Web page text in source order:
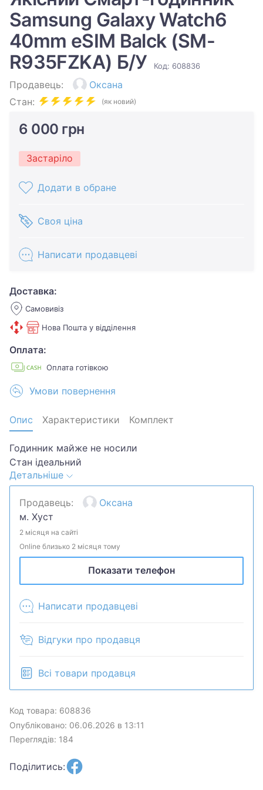
Samsung Galaxy Watch6
40mm eSIM Balck (SM-
R935FZKA) Б/У
Код: 608836
Продавець:
Оксана
Стан:
(як новий)
6 000 грн
Застаріло
Додати в обране
Своя ціна
Написати продавцеві
Доставка:
Самовивіз
Нова Пошта у відділення
Оплата:
Оплата готівкою
Умови повернення
Опис Характеристики Комплект
Годинник майже не носили
Стан ідеальний
У комплекті зарядне
Оригінальний + 4 ремінці
Детальніше
Продавець:
Оксана
м. Хуст
2 місяця на сайті
Online близько 2 місяця тому
Показати телефон
Написати продавцеві
Відгуки про продавця
Всі товари продавця
Код товара: 608836
Опубліковано: 06.06.2026 в 13:11
Переглядів: 184
Поділитись: